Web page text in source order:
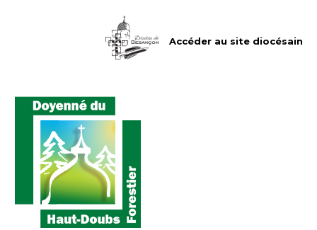
Accéder au site diocésain